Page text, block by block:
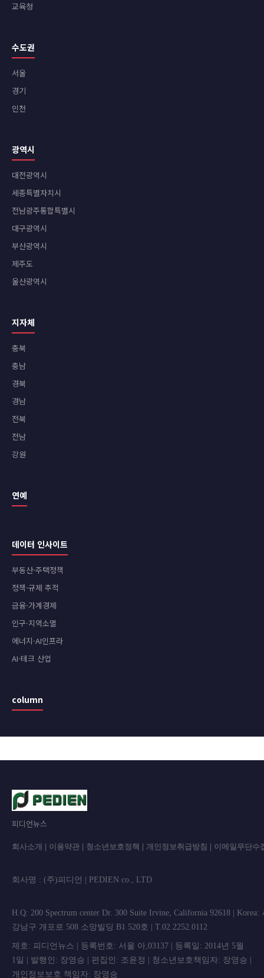
교육청
수도권
서울
경기
인천
광역시
대전광역시
세종특별자치시
전남광주통합특별시
대구광역시
부산광역시
제주도
울산광역시
지자체
충북
충남
경북
경남
전북
전남
강원
연예
데이터 인사이트
부동산·주택정책
정책·규제 추적
금융·가계경제
인구·지역소멸
에너지·AI인프라
AI·테크 산업
column
피디언뉴스
회사소개 이용약관 청소년보호정책 개인정보취급방침 이메일무단수
회사명 : (주)피디언 | PEDIEN co.,
H.Q: 200 Spectrum center Dr. 300 Suite Irvine, California 92618 | Korea:
강남구 개포로 508 소망빌딩 B1 520호 | T.02.2252.0112
제호: 피디언뉴스 | 등록번호: 서울 아,03137 | 등록일: 2014년 5월
1일 | 발행인: 장영승 | 편집인: 조윤정 | 청소년보호책임자: 장영승 |
개인정보보호 책임자: 장영승